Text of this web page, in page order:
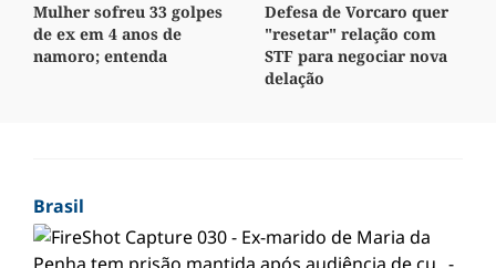
Mulher sofreu 33 golpes
de ex em 4 anos de
namoro; entenda
Defesa de Vorcaro quer
"resetar" relação com
STF para negociar nova
delação
Brasil